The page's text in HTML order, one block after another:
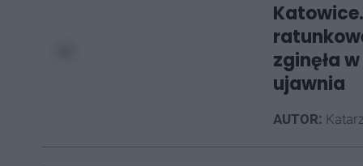
zginęła
ujawnia
AUTOR: